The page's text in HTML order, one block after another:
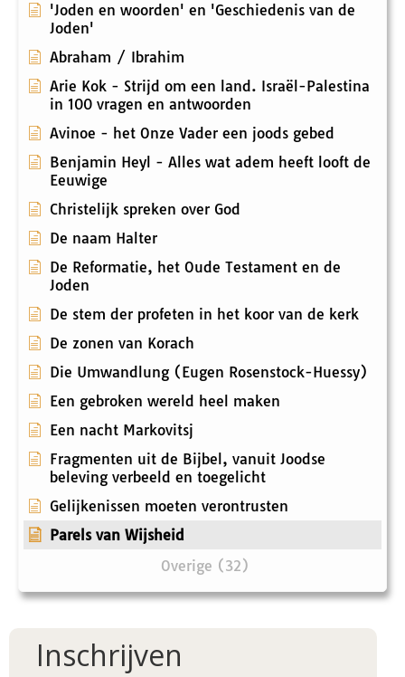
'Joden en woorden' en 'Geschiedenis van de
Joden'
Abraham / Ibrahim
Arie Kok - Strijd om een land. Israël-Palestina
in 100 vragen en antwoorden
Avinoe - het Onze Vader een joods gebed
Benjamin Heyl - Alles wat adem heeft looft de
Eeuwige
Christelijk spreken over God
De naam Halter
De Reformatie, het Oude Testament en de
Joden
De stem der profeten in het koor van de kerk
De zonen van Korach
Die Umwandlung (Eugen Rosenstock-Huessy)
Een gebroken wereld heel maken
Een nacht Markovitsj
Fragmenten uit de Bijbel, vanuit Joodse
beleving verbeeld en toegelicht
Gelijkenissen moeten verontrusten
Parels van Wijsheid
Overige (32)
Inschrijven